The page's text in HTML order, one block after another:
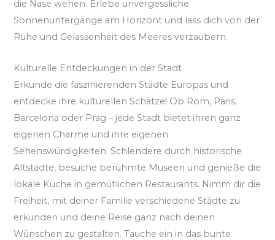
die Nase wehen. Erlebe unvergessliche
Sonnenuntergänge am Horizont und lass dich von der
Ruhe und Gelassenheit des Meeres verzaubern.
Kulturelle Entdeckungen in der Stadt
Erkunde die faszinierenden Städte Europas und
entdecke ihre kulturellen Schätze! Ob Rom, Paris,
Barcelona oder Prag – jede Stadt bietet ihren ganz
eigenen Charme und ihre eigenen
Sehenswürdigkeiten. Schlendere durch historische
Altstädte, besuche berühmte Museen und genieße die
lokale Küche in gemütlichen Restaurants. Nimm dir die
Freiheit, mit deiner Familie verschiedene Städte zu
erkunden und deine Reise ganz nach deinen
Wünschen zu gestalten. Tauche ein in das bunte